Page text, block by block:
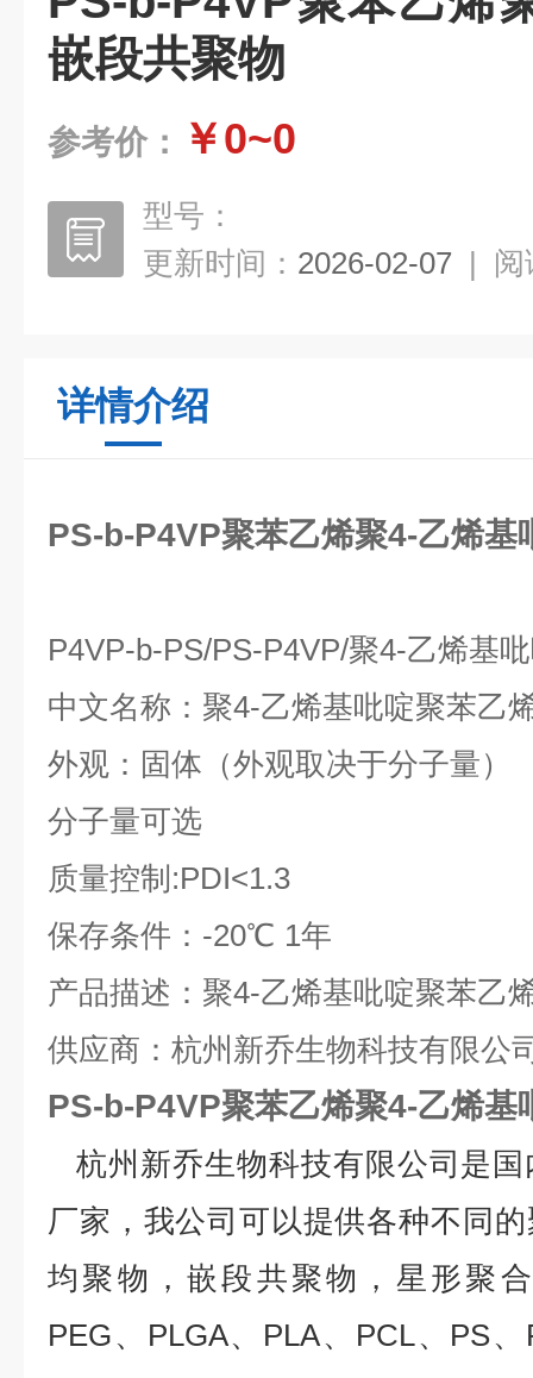
嵌段共聚物
参考价： ￥0~0
型号：
更新时间： 2026-02-07 | 阅
详情介绍
PS-b-P4VP聚苯乙烯聚4-乙烯基
P4VP-b-PS/PS-P4VP/聚4-乙烯基
中文名称：聚4-乙烯基吡啶聚苯乙
外观：固体（外观取决于分子量）
分子量可选
质量控制 :PDI<1.3
保存条件： -20℃ 1年
产品描述：聚4-乙烯基吡啶聚苯乙
供应商：杭州新乔生物科技有限公
PS-b-P4VP聚苯乙烯聚4-乙烯基
杭州新乔生物科技有限公司是
厂家，我公司可以提供各种不同
均聚物，嵌段共聚物，星形聚
PEG、 PLGA、 PLA、 PCL、 PS、